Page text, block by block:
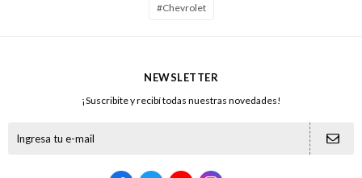
#Chevrolet
NEWSLETTER
¡Suscribite y recibí todas nuestras novedades!